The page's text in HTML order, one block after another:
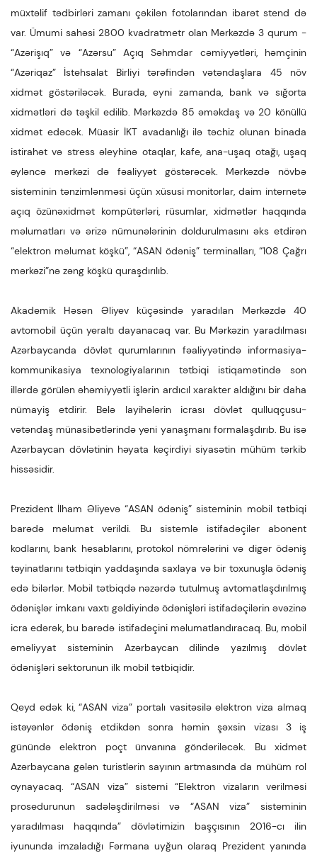
müxtəlif tədbirləri zamanı çəkilən fotolarından ibarət stend də
var. Ümumi sahəsi 2800 kvadratmetr olan Mərkəzdə 3 qurum -
“Azərişıq” və “Azərsu” Açıq Səhmdar cəmiyyətləri, həmçinin
“Azəriqaz” İstehsalat Birliyi tərəfindən vətəndaşlara 45 növ
xidmət göstəriləcək. Burada, eyni zamanda, bank və sığorta
xidmətləri də təşkil edilib. Mərkəzdə 85 əməkdaş və 20 könüllü
xidmət edəcək. Müasir İKT avadanlığı ilə təchiz olunan binada
istirahət və stress əleyhinə otaqlar, kafe, ana-uşaq otağı, uşaq
əyləncə mərkəzi də fəaliyyət göstərəcək. Mərkəzdə növbə
sisteminin tənzimlənməsi üçün xüsusi monitorlar, daim internetə
açıq özünəxidmət kompüterləri, rüsumlar, xidmətlər haqqında
məlumatları və ərizə nümunələrinin doldurulmasını əks etdirən
“elektron məlumat köşkü”, “ASAN ödəniş” terminalları, “108 Çağrı
mərkəzi”nə zəng köşkü quraşdırılıb.
Akademik Həsən Əliyev küçəsində yaradılan Mərkəzdə 40
avtomobil üçün yeraltı dayanacaq var. Bu Mərkəzin yaradılması
Azərbaycanda dövlət qurumlarının fəaliyyətində informasiya-
kommunikasiya texnologiyalarının tətbiqi istiqamətində son
illərdə görülən əhəmiyyətli işlərin ardıcıl xarakter aldığını bir daha
nümayiş etdirir. Belə layihələrin icrası dövlət qulluqçusu-
vətəndaş münasibətlərində yeni yanaşmanı formalaşdırıb. Bu isə
Azərbaycan dövlətinin həyata keçirdiyi siyasətin mühüm tərkib
hissəsidir.
Prezident İlham Əliyevə “ASAN ödəniş” sisteminin mobil tətbiqi
barədə məlumat verildi. Bu sistemlə istifadəçilər abonent
kodlarını, bank hesablarını, protokol nömrələrini və digər ödəniş
təyinatlarını tətbiqin yaddaşında saxlaya və bir toxunuşla ödəniş
edə bilərlər. Mobil tətbiqdə nəzərdə tutulmuş avtomatlaşdırılmış
ödənişlər imkanı vaxtı gəldiyində ödənişləri istifadəçilərin əvəzinə
icra edərək, bu barədə istifadəçini məlumatlandıracaq. Bu, mobil
əməliyyat sisteminin Azərbaycan dilində yazılmış dövlət
ödənişləri sektorunun ilk mobil tətbiqidir.
Qeyd edək ki, “ASAN viza” portalı vasitəsilə elektron viza almaq
istəyənlər ödəniş etdikdən sonra həmin şəxsin vizası 3 iş
günündə elektron poçt ünvanına göndəriləcək. Bu xidmət
Azərbaycana gələn turistlərin sayının artmasında da mühüm rol
oynayacaq. “ASAN viza” sistemi “Elektron vizaların verilməsi
prosedurunun sadələşdirilməsi və “ASAN viza” sisteminin
yaradılması haqqında” dövlətimizin başçısının 2016-cı ilin
iyununda imzaladığı Fərmana uyğun olaraq Prezident yanında